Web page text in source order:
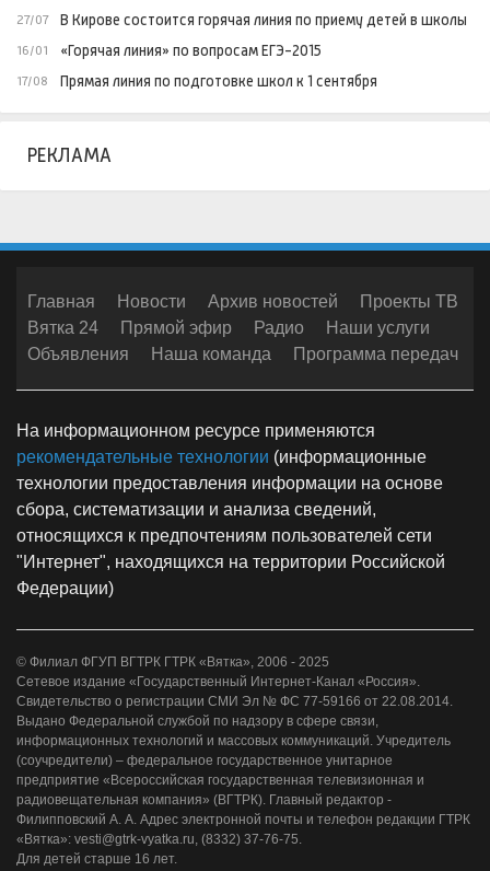
27/07 В Кирове состоится горячая линия по приему детей в школы
16/01 «Горячая линия» по вопросам ЕГЭ-2015
17/08 Прямая линия по подготовке школ к 1 сентября
РЕКЛАМА
Главная Новости Архив новостей
Проекты ТВ
Вятка 24
Прямой эфир Радио
Наши услуги
Объявления
Наша команда Программа передач
На информационном ресурсе применяются
рекомендательные технологии (информационные
технологии предоставления информации на основе
сбора, систематизации и анализа сведений,
относящихся к предпочтениям пользователей сети
"Интернет", находящихся на территории Российской
Федерации)
© Филиал ФГУП ВГТРК ГТРК «Вятка», 2006 - 2025
Сетевое издание «Государственный Интернет-Канал «Россия».
Свидетельство о регистрации СМИ Эл № ФС 77-59166 от 22.08.2014.
Выдано Федеральной службой по надзору в сфере связи,
информационных технологий и массовых коммуникаций. Учредитель
(соучредители) – федеральное государственное унитарное
предприятие «Всероссийская государственная телевизионная и
радиовещательная компания» (ВГТРК). Главный редактор -
Филипповский А. А. Адрес электронной почты и телефон редакции ГТРК
«Вятка»: vesti@gtrk-vyatka.ru, (8332) 37-76-75.
Для детей старше 16 лет.